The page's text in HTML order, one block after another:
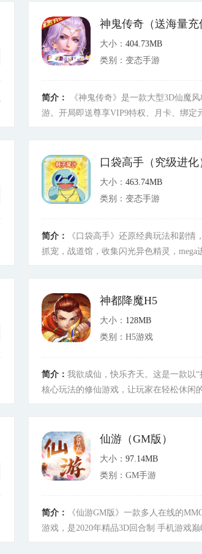
家平台福利礼包助力，致力打造高自由度
大世界，创新打造神将、骑宠策略搭配玩
服PVP排位赛，争夺最强霸主，畅享激战
风结合山海神话与国风二次元画风，体验
披荆斩棘历万劫千难，羽化成仙封神留名
神鬼传奇（送海量充
大小： 404.73MB
类别：变态手游
简介：
《神鬼传奇》是一款大型3D仙魔
游。开局即送尊享VIP9特权、月卡、绑定
美术画面通过炫酷3D效果为玩家呈现了一
历史战场。绚丽坐骑、特色宠物、逆天神
备、超级BOSS、征途历练等玩法供玩家探
王之路。全自由化的PK对抗，极致激爽的
口袋高手（究级进化
大小： 463.74MB
类别：变态手游
简介：
《口袋高手》还原经典玩法和剧情
抓宠，战道馆，收集闪光异色精灵，mega
三家，海量神宠等你来获取，助你轻松成
精灵世界。还在等什么，与你的伙伴一同
为一代宠物小精灵大师吧！
神都降魔H5
大小： 128MB
类别：H5游戏
简介： 我欲成仙，快乐齐天。这是一款以“
核心玩法的修仙游戏，让玩家在轻松休闲
藏宝图，各种奇遇和有趣的玩法等着你。
仙游（GM版）
大小： 97.14MB
类别：GM手游
简介：
《仙游GM版》一款多人在线的
游戏，是2020年精品3D回合制 手机游戏巅峰巨作!崭新